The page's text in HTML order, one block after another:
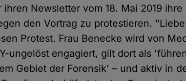
Newsletter vom 18. Mai 2019
den Vortrag zu protestieren.
Protest. Frau Benecke wird von
ungelöst engagiert, gilt dort als
Gebiet der Forensik' – und aktiv in